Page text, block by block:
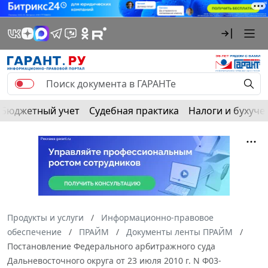
Бюджетный учет Судебная практика Налоги и
Продукты и услуги
Информационно-правовое
обеспечение
ПРАЙМ
Документы ленты ПРАЙМ
Постановление Федерального арбитражного суда
Дальневосточного округа от 23 июля 2010 г. N Ф03-